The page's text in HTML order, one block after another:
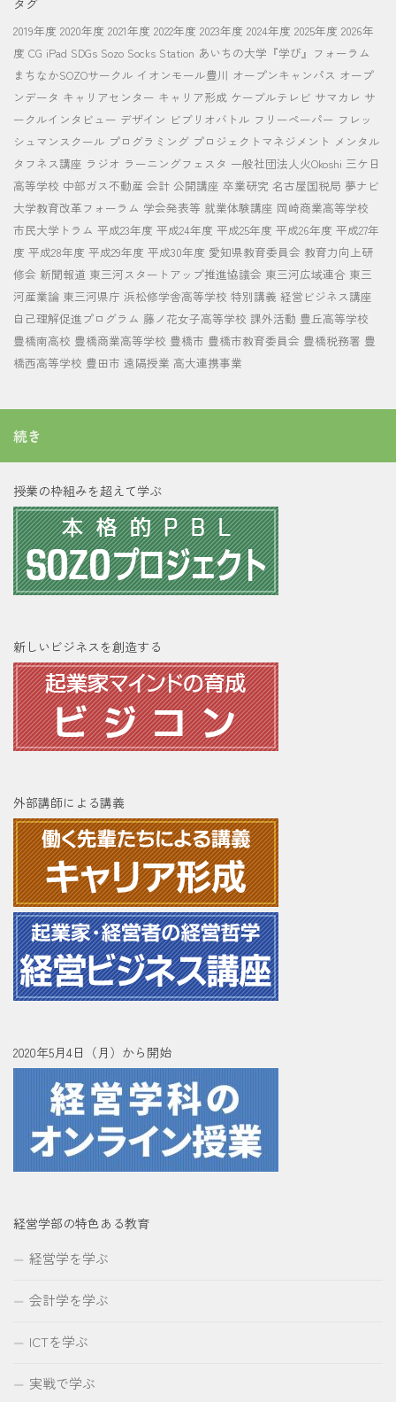
2019年度 2020年度 2021年度 2022年度 2023年度 2024年度 2025年度 2026年
度 CG iPad SDGs Sozo Socks Station あいちの大学『学び』フォーラム
まちなかSOZOサークル イオンモール豊川 オープンキャンパス オープ
ンデータ キャリアセンター キャリア形成 ケーブルテレビ サマカレ サ
ークルインタビュー デザイン ビブリオバトル フリーペーパー フレッ
シュマンスクール プログラミング プロジェクトマネジメント メンタル
タフネス講座 ラジオ ラーニングフェスタ 一般社団法人火Okoshi 三ケ日
高等学校 中部ガス不動産 会計 公開講座 卒業研究 名古屋国税局 夢ナビ
大学教育改革フォーラム 学会発表等 就業体験講座 岡崎商業高等学校
市民大学トラム 平成23年度 平成24年度 平成25年度 平成26年度 平成27年
度 平成28年度 平成29年度 平成30年度 愛知県教育委員会 教育力向上研
修会 新聞報道 東三河スタートアップ推進協議会 東三河広域連合 東三
河産業論 東三河県庁 浜松修学舎高等学校 特別講義 経営ビジネス講座
自己理解促進プログラム 藤ノ花女子高等学校 課外活動 豊丘高等学校
豊橋南高校 豊橋商業高等学校 豊橋市 豊橋市教育委員会 豊橋税務署 豊
橋西高等学校 豊田市 遠隔授業 高大連携事業
続き
授業の枠組みを超えて学ぶ
新しいビジネスを創造する
外部講師による講義
2020年5月4日（月）から開始
経営学部の特色ある教育
経営学を学ぶ
会計学を学ぶ
ICTを学ぶ
実戦で学ぶ